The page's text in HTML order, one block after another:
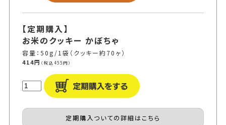
【定期購入】
お米のクッキー かぼちゃ
容量：50g/1袋（クッキー約70ヶ）
414円 （税込455円）
定期購入ついての詳細はこちら